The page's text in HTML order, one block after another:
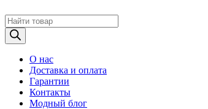
Поиск
товаров
О нас
Доставка и оплата
Гарантии
Контакты
Модный блог